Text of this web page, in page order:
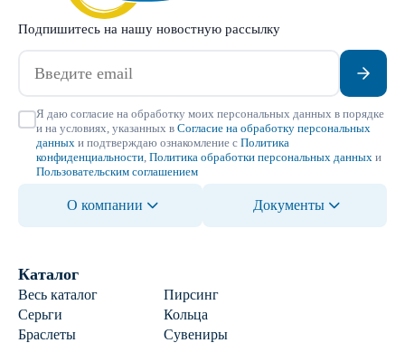
Подпишитесь на нашу новостную рассылку
Я даю согласие на обработку моих персональных данных в порядке
и на условиях, указанных в Согласие на обработку персональных
данных и подтверждаю ознакомление с Политика
конфиденциальности Политика обработки персональных данных и
Пользовательским соглашением
О компании Документы
Каталог
Весь каталог
Пирсинг
Серьги
Кольца
Браслеты
Сувениры